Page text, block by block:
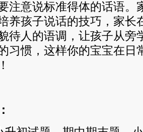
注意说标准得体的话语。
养孩子说话的技巧，家长
待人的语调，让孩子从旁
习惯，这样你的宝宝在日